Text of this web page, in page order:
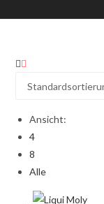
Ansicht:
4
8
Alle